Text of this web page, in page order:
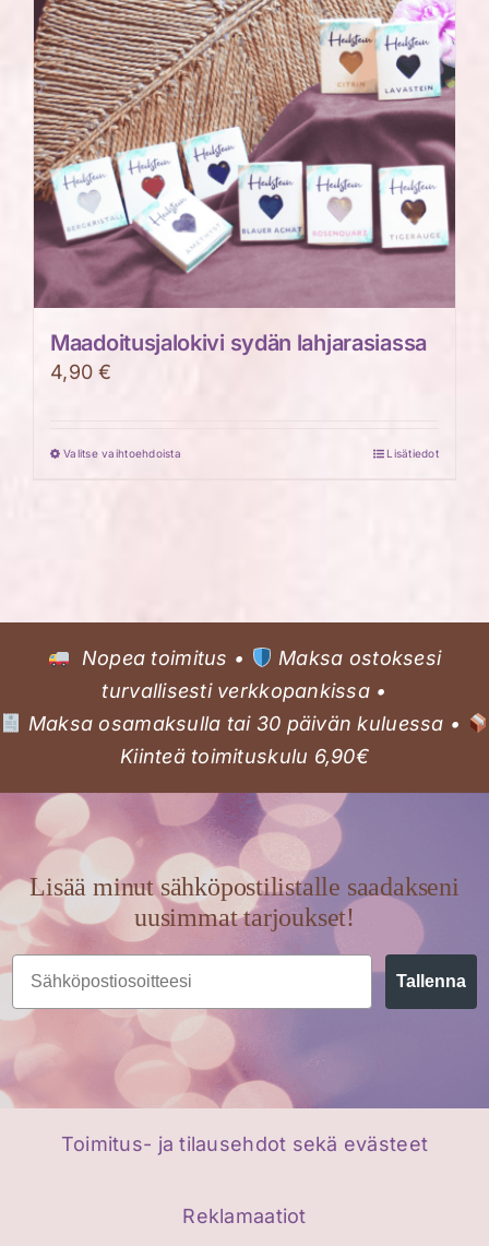
tehdä
valinnat
tuotteen
sivulla.
Maadoitusjalokivi sydän lahjarasiassa
4,90€
Valitse vaihtoehdoistaTällä
Voit
tehdä
valinnat
tuotteen
sivulla.
Lisätiedot
Nopea toimitus •
Maksa ostoksesi
turvallisesti verkkopankissa •
Maksa osamaksulla tai 30 päivän kuluessa •
Kiinteä toimituskulu 6,90€
Lisää minut sähköpostilistalle saadakseni
uusimmat tarjoukset!
Email
Tallenna
Toimitus- ja tilausehdot sekä evästeet
Reklamaatiot